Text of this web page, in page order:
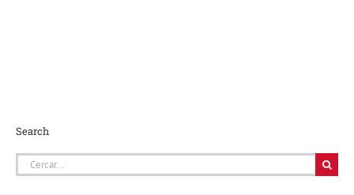
Search
Cerca
…